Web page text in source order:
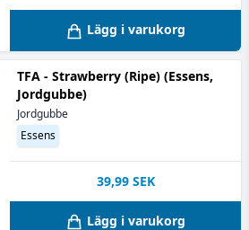
Lägg i varukorg
TFA - Strawberry (Ripe) (Essens,
Jordgubbe)
Jordgubbe
Essens
39,99 SEK
Lägg i varukorg